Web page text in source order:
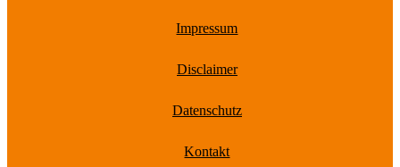
Impressum
Disclaimer
Datenschutz
Kontakt